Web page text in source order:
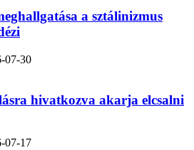
a sztálinizmus
07-30
hivatkozva akarja elcsalni
07-17